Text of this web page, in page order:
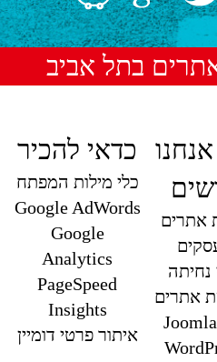
בתל אביב
אתרים
נחיתה
אתרים
כדאי להכיר
כלי מילות המפתח
Google AdWords
Google
Analytics
PageSpeed
Insights
איתור פרטי דומיין